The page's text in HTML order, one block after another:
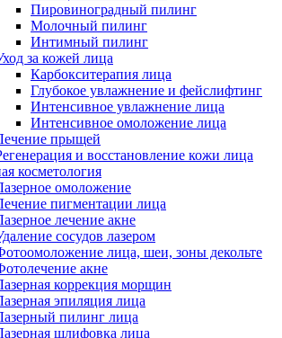
Пировиноградный пилинг
Молочный пилинг
Интимный пилинг
за кожей лица
Карбокситерапия лица
Глубокое увлажнение и фейслифтинг
Интенсивное увлажнение лица
Интенсивное омоложение лица
прыщей
и восстановление кожи лица
косметология
омоложение
пигментации лица
лечение акне
сосудов лазером
лица, шеи, зоны декольте
акне
коррекция морщин
эпиляция лица
пилинг лица
шлифовка лица